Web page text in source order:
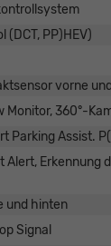
(DCT, PP)HEV)
vorne
Monitor, 360°-
Parking Assist.
Alert, Erkennung
und hinten
Signal